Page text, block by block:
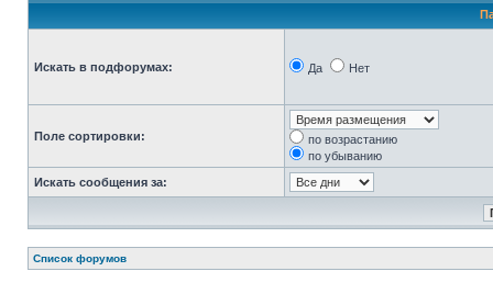
Искать в подфорумах: Да Нет
Поле сортировки:
по возрастанию
по убыванию
Искать сообщения за:
Список форумов